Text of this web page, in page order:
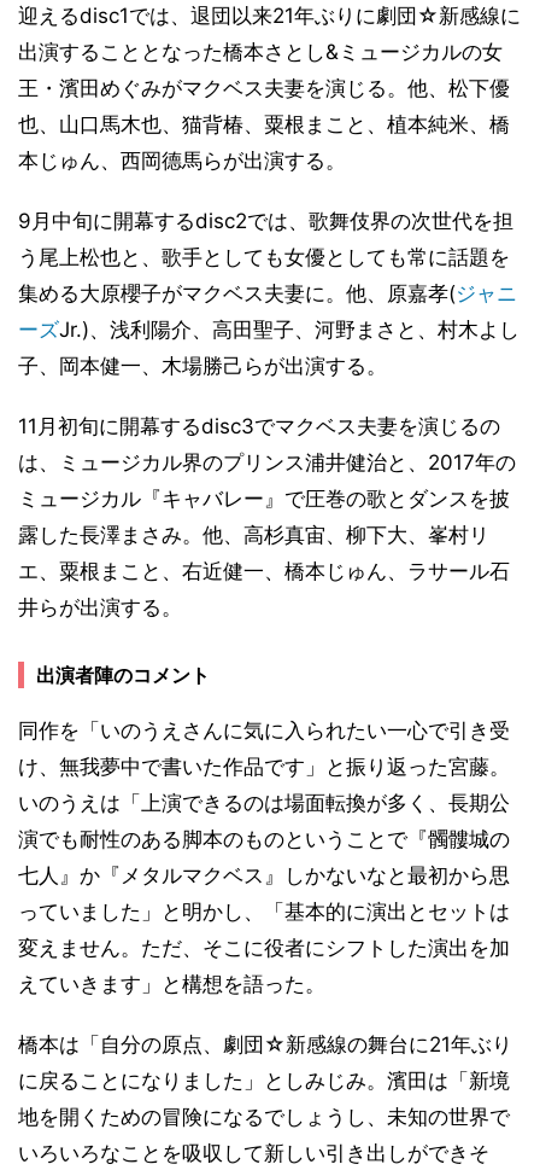
迎えるdisc1では、退団以来21年ぶりに劇団☆新感線に
出演することとなった橋本さとし&ミュージカルの女
王・濱田めぐみがマクベス夫妻を演じる。他、松下優
也、山口馬木也、猫背椿、粟根まこと、植本純米、橋
本じゅん、西岡德馬らが出演する。
9月中旬に開幕するdisc2では、歌舞伎界の次世代を担
う尾上松也と、歌手としても女優としても常に話題を
集める大原櫻子がマクベス夫妻に。他、原嘉孝(ジャニ
ーズJr.)、浅利陽介、高田聖子、河野まさと、村木よし
子、岡本健一、木場勝己らが出演する。
11月初旬に開幕するdisc3でマクベス夫妻を演じるの
は、ミュージカル界のプリンス浦井健治と、2017年の
ミュージカル『キャバレー』で圧巻の歌とダンスを披
露した長澤まさみ。他、高杉真宙、柳下大、峯村リ
エ、粟根まこと、右近健一、橋本じゅん、ラサール石
井らが出演する。
出演者陣のコメント
同作を「いのうえさんに気に入られたい一心で引き受
け、無我夢中で書いた作品です」と振り返った宮藤。
いのうえは「上演できるのは場面転換が多く、長期公
演でも耐性のある脚本のものということで『髑髏城の
七人』か『メタルマクベス』しかないなと最初から思
っていました」と明かし、「基本的に演出とセットは
変えません。ただ、そこに役者にシフトした演出を加
えていきます」と構想を語った。
橋本は「自分の原点、劇団☆新感線の舞台に21年ぶり
に戻ることになりました」としみじみ。濱田は「新境
地を開くための冒険になるでしょうし、未知の世界で
いろいろなことを吸収して新しい引き出しができそ